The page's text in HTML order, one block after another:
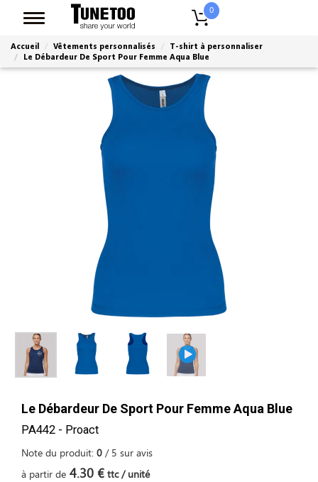
0
Accueil Vêtements personnalisés
T-shirt à personnaliser
Le Débardeur De Sport Pour Femme Aqua Blue
Le Débardeur De Sport Pour Femme Aqua Blue
PA442 - Proact
Note du produit: 0 / 5 sur avis
à partir de 4.30 € ttc / unité